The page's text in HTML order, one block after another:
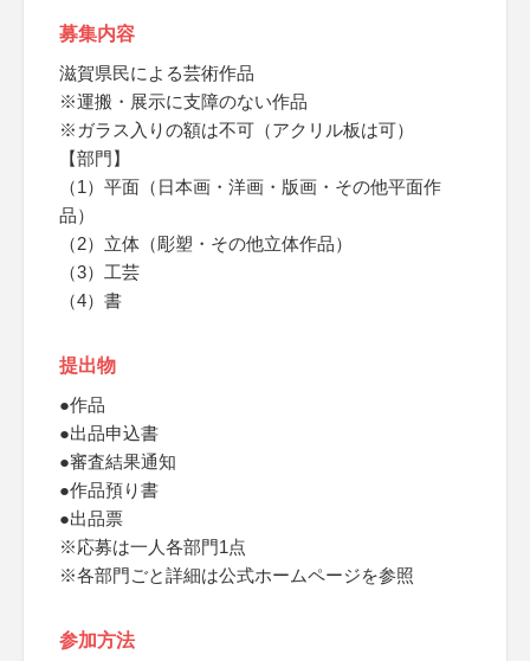
募集内容
滋賀県民による芸術作品
※運搬・展示に支障のない作品
※ガラス入りの額は不可（アクリル板は可）
【部門】
（1）平面（日本画・洋画・版画・その他平面作
品）
（2）立体（彫塑・その他立体作品）
（3）工芸
（4）書
提出物
●作品
●出品申込書
●審査結果通知
●作品預り書
●出品票
※応募は一人各部門1点
※各部門ごと詳細は公式ホームページを参照
参加方法